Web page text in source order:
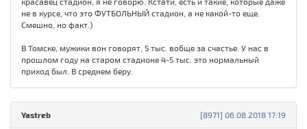
не в курсе, что это ФУТБОЛЬНЫЙ стадион, а не какой-то еще.
Смешно, но факт.)
В Томске, мужики вон говорят, 5 тыс. вобще за счастье. У нас в
прошлом году на старом стадионе 4-5 тыс. это нормальный
приход был. В среднем беру.
[8971] 06.08.2018 17:19
Yastreb